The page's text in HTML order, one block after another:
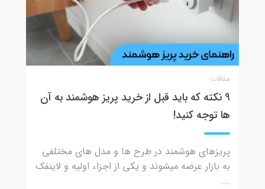
مقالات
9 نکته که باید قبل از خرید پریز هوشمند به آن
ها توجه کنید!
پریزهای هوشمند در طرح ها و مدل های مختلفی
به بازار عرضه میشوند و یکی از اجزاء اولیه و لاینفک
...